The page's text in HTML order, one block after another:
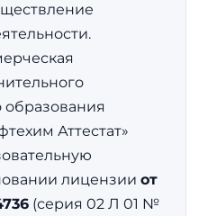
Аттестат»
лицензии от
(серия 02 Л 01 №